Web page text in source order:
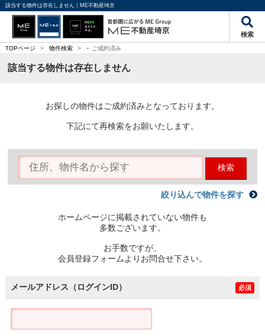
該当する物件は存在しません｜ME不動産埼京
検索
TOPページ > 物件検索 > - ご成約済み
該当する物件は存在しません
お探しの物件はご成約済みとなっております。
下記にて再検索をお願いたします。
検索
絞り込んで物件を探す
ホームページに掲載されていない物件も
多数ございます。
お手数ですが、
会員登録フォームよりお問合せ下さい。
メールアドレス（ログインID） 必須